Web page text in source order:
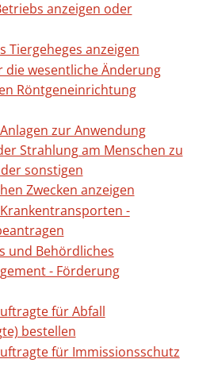
anzeigen oder
Tiergeheges anzeigen
die wesentliche Änderung
Röntgeneinrichtung
zur Anwendung
Strahlung am Menschen zu
sonstigen
Zwecken anzeigen
-
und Behördliches
- Förderung
für Abfall
bestellen
für Immissionsschutz